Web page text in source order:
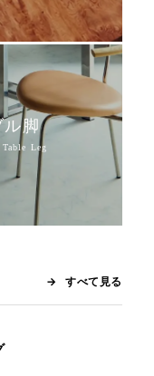
ル脚
すべて見る